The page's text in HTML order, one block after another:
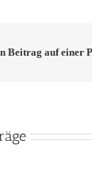
Beitrag auf